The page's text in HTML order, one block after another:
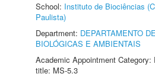
School: Instituto de Biociências
Paulista)
Department: DEPARTAMENTO
BIOLÓGICAS E AMBIENTAIS
Academic Appointment Category:
title: MS-5.3